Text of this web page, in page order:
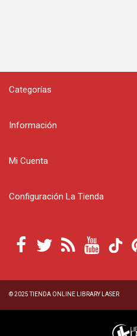
Categorías
Información
© 2025TIENDA ONLINE LIBRARY LASER
Mi Cuenta
Configuración La Tienda